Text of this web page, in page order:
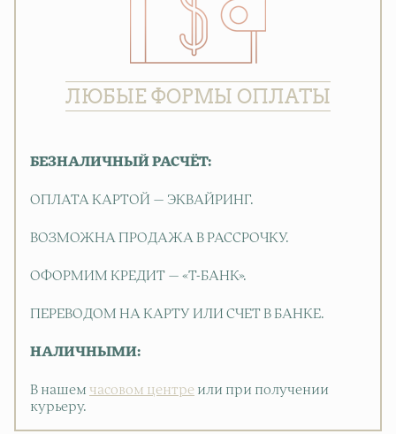
ЛЮБЫЕ ФОРМЫ ОПЛАТЫ
БЕЗНАЛИЧНЫЙ РАСЧЁТ:
ОПЛАТА КАРТОЙ — ЭКВАЙРИНГ.
ВОЗМОЖНА ПРОДАЖА В РАССРОЧКУ.
ОФОРМИМ КРЕДИТ — «Т-БАНК».
ПЕРЕВОДОМ НА КАРТУ ИЛИ СЧЕТ В БАНКЕ.
НАЛИЧНЫМИ:
В нашем часовом центре или при получении
курьеру.